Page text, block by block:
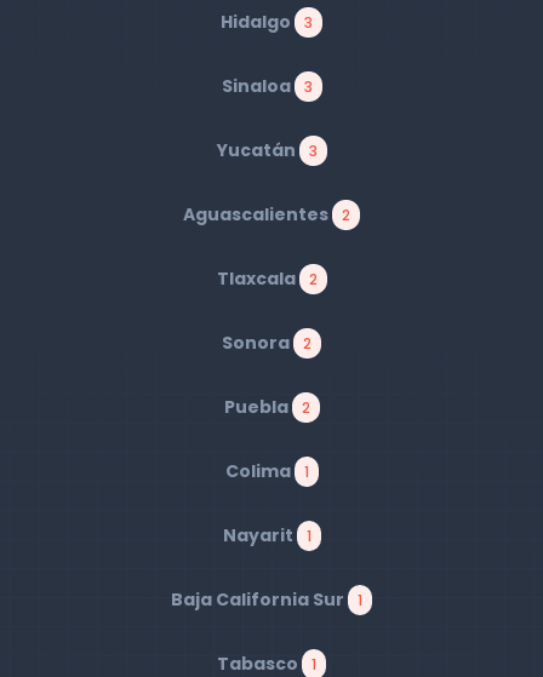
Hidalgo 3
Sinaloa 3
Yucatán 3
Aguascalientes 2
Tlaxcala 2
Sonora 2
Puebla 2
Colima 1
Nayarit 1
Baja California Sur 1
Tabasco 1